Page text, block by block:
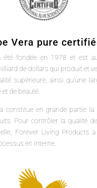
Vera pure
été fondée en 1978 et est
de dollars qui produit et
supérieure, ainsi qu'une
de beauté.
constitue en grande partie la
Pour contrôler la qualité
Forever Living Products
en interne.